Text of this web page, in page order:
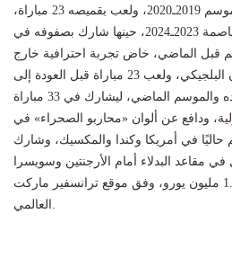
نادي حسين داي الجزائري موسم 2019ـ2020، ولعب بقميصه 23 مباراة،
قبل الانتقال إلى نادي اتحاد العاصمة 2023ـ2024، حينها شارك بصفوفه في
قبل الماضي، خاض تجربة احترافية خارج
الجزائر مع نادي سينت ترويدن البلجيكي، ولعب 23 مباراة قبل العودة إلى
19 مباراة دولية، ودافع عن ألوان «محاربو الصحراء» في
حاليًا في أمريكا وكندا والمكسيك، وشارك
وتبلغ قيمة اللاعب السوقية 1.8 مليون يورو، وفق موقع ترانسفير ماركت